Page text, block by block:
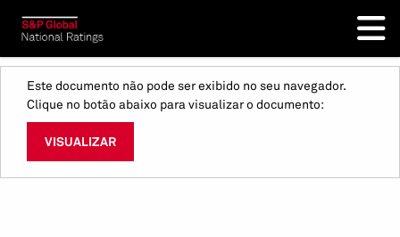
Este documento não pode ser exibido no seu navegador.
Clique no botão abaixo para visualizar o documento:
VISUALIZAR